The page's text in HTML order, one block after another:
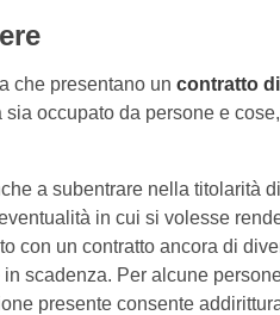
che presentano un contratto
occupato da persone e
a subentrare nella titolarità
in cui si volesse
con un contratto ancora di
scadenza. Per alcune
presente consente